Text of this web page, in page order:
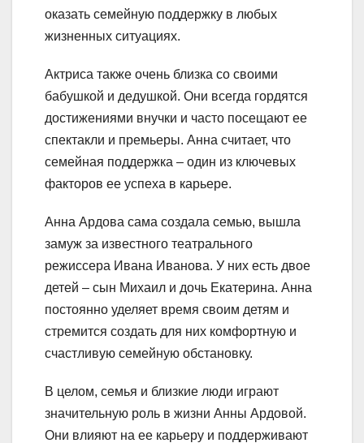
оказать семейную поддержку в любых
жизненных ситуациях.
Актриса также очень близка со своими
бабушкой и дедушкой. Они всегда гордятся
достижениями внучки и часто посещают ее
спектакли и премьеры. Анна считает, что
семейная поддержка – один из ключевых
факторов ее успеха в карьере.
Анна Ардова сама создала семью, вышла
замуж за известного театрального
режиссера Ивана Иванова. У них есть двое
детей – сын Михаил и дочь Екатерина. Анна
постоянно уделяет время своим детям и
стремится создать для них комфортную и
счастливую семейную обстановку.
В целом, семья и близкие люди играют
значительную роль в жизни Анны Ардовой.
Они влияют на ее карьеру и поддерживают